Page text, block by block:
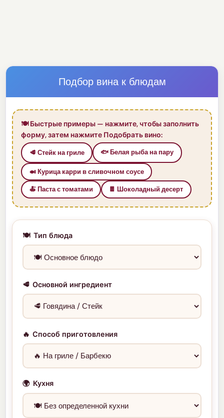
Подбор вина к блюдам
🍽️ Быстрые примеры — нажмите, чтобы заполнить
форму, затем нажмите Подобрать вино:
🥩 Стейк на гриле 🐟 Белая рыба на пару
🍛 Курица карри в сливочном соусе
🍝 Паста с томатами 🍫 Шоколадный десерт
🍽️ Тип блюда
🥩 Основной ингредиент
🔥 Способ приготовления
🌍 Кухня